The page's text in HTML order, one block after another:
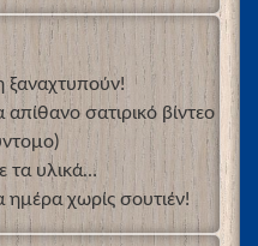
σατιρικό βίντεο
τα υλικά…
χωρίς σουτιέν!